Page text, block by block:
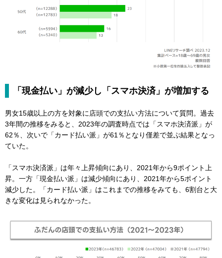
「現金払い」が減少し「スマホ決済」が増加する
男女15歳以上の方を対象に店頭での支払い方法について質問。過去
3年間の推移をみると、2023年の調査時点では「スマホ決済派」が
62％、次いで「カード払い派」が61％となり僅差で並ぶ結果となっ
ていた。
「スマホ決済派」は年々上昇傾向にあり、2021年から9ポイント上
昇。一方「現金払い派」は減少傾向にあり、2021年から5ポイント
減少した。「カード払い派」はこれまでの推移をみても、6割台と大
きな変化は見られなかった。